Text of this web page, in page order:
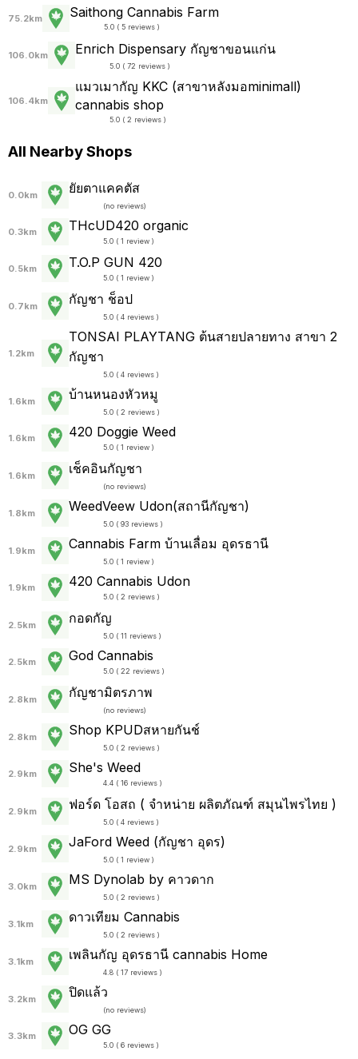
75.2km Saithong Cannabis Farm
5.0 ( 5 reviews )
106.0km Enrich Dispensary กัญชาขอนแก่น
5.0 ( 72 reviews )
106.4km
แมวเมากัญ KKC (สาขาหลังมอminimall)
cannabis shop
5.0 ( 2 reviews )
All Nearby Shops
0.0km ยัยตาแคคตัส
(no reviews)
0.3km THcUD420 organic
5.0 ( 1 review )
0.5km T.O.P GUN 420
5.0 ( 1 review )
0.7km กัญชา ช็อป
5.0 ( 4 reviews )
1.2km
TONSAI PLAYTANG ต้นสายปลายทาง สาขา 2
กัญชา
5.0 ( 4 reviews )
1.6km บ้านหนองหัวหมู
5.0 ( 2 reviews )
1.6km 420 Doggie Weed
5.0 ( 1 review )
1.6km เช็คอินกัญชา
(no reviews)
1.8km WeedVeew Udon(สถานีกัญชา)
5.0 ( 93 reviews )
1.9km Cannabis Farm บ้านเลื่อม อุดรธานี
5.0 ( 1 review )
1.9km 420 Cannabis Udon
5.0 ( 2 reviews )
2.5km กอดกัญ
5.0 ( 11 reviews )
2.5km God Cannabis
5.0 ( 22 reviews )
2.8km กัญชามิตรภาพ
(no reviews)
2.8km Shop KPUDสหายกันช์
5.0 ( 2 reviews )
2.9km She's Weed
4.4 ( 16 reviews )
2.9km ฟอร์ด โอสถ ( จำหน่าย ผลิตภัณฑ์ สมุนไพรไทย )
5.0 ( 4 reviews )
2.9km JaFord Weed (กัญชา อุดร)
5.0 ( 1 review )
3.0km MS Dynolab by คาวดาก
5.0 ( 2 reviews )
3.1km ดาวเทียม Cannabis
5.0 ( 2 reviews )
3.1km เพลินกัญ อุดรธานี cannabis Home
4.8 ( 17 reviews )
3.2km ปิดแล้ว
(no reviews)
3.3km OG GG
5.0 ( 6 reviews )